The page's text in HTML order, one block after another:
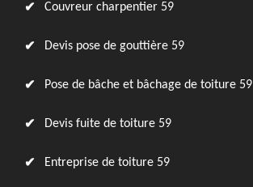
Couvreur charpentier 59
Devis pose de gouttière 59
Pose de bâche et bâchage de toiture 59
Devis fuite de toiture 59
Entreprise de toiture 59